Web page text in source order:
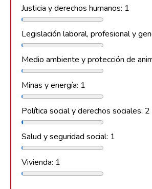
Justicia y derechos humanos: 1
Legislación laboral, profesional y
Medio ambiente y protección de
Minas y energía: 1
Política social y derechos sociales: 2
Salud y seguridad social: 1
Vivienda: 1